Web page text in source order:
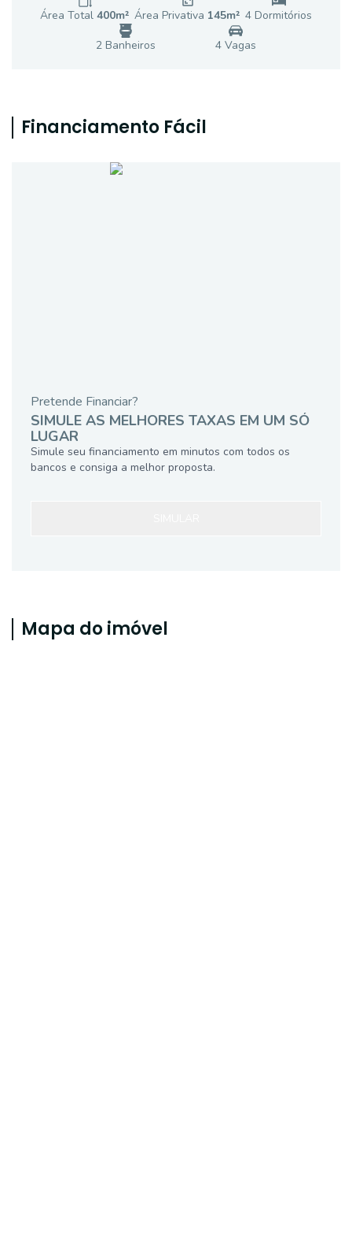
Área Total 400m² Área Privativa 145m² 4 Dormitórios
2Banheiros 4 Vagas
Financiamento Fácil
Pretende Financiar?
SIMULE AS MELHORES TAXAS EM UM SÓ
LUGAR
Simule seu financiamento em minutos com todos os
bancos e consiga a melhor proposta.
Mapa do imóvel